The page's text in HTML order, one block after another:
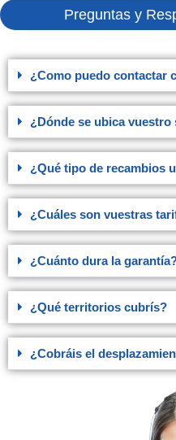
Preguntas y
¿Como puedo contactar
¿Dónde se ubica
¿Qué tipo de recambios
¿Cuáles son vuestras
¿Cuánto dura la
¿Qué territorios cubrís?
¿Cobráis el